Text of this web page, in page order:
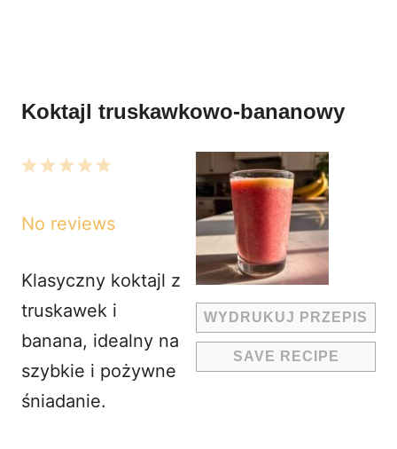
Koktajl truskawkowo-bananowy
WYDRUKUJ PRZEPIS
SAVE RECIPE
5
4
3
2
1
No reviews
Klasyczny koktajl z
truskawek i
banana, idealny na
szybkie i pożywne
śniadanie.